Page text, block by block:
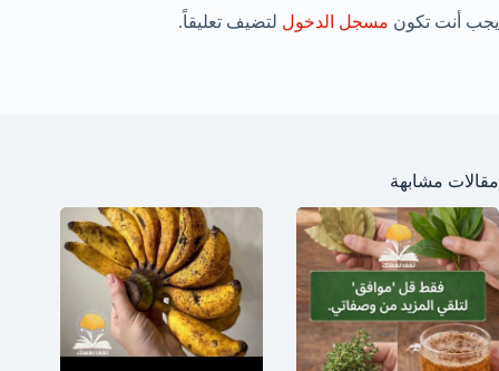
يجب أنت تكون مسجل الدخول لتضيف تعليقاً.
مقالات مشابهة